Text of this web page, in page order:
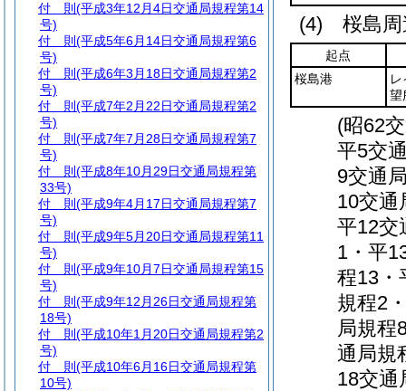
(4) 桜島
起点
桜島港
望
(昭62
平5交
9交通
10交通
平12交
1・平
程13・
規程2
局規程
通局規
18交通
付 則 (平成3年12月4日交通局規程第14
号)
付 則 (平成5年6月14日交通局規程第6
号)
付 則 (平成6年3月18日交通局規程第2
号)
付 則 (平成7年2月22日交通局規程第2
号)
付 則 (平成7年7月28日交通局規程第7
号)
付 則 (平成8年10月29日交通局規程第
33号)
付 則 (平成9年4月17日交通局規程第7
号)
付 則 (平成9年5月20日交通局規程第11
号)
付 則 (平成9年10月7日交通局規程第15
号)
付 則 (平成9年12月26日交通局規程第
18号)
付 則 (平成10年1月20日交通局規程第2
号)
付 則 (平成10年6月16日交通局規程第
10号)